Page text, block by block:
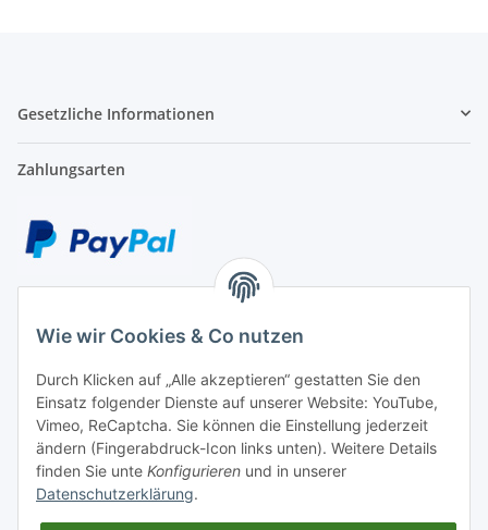
Gesetzliche Informationen
Zahlungsarten
Versand
Versicherter Paketversand ab 4,90 €
Wie wir Cookies & Co nutzen
Durch Klicken auf „Alle akzeptieren“ gestatten Sie den
Einsatz folgender Dienste auf unserer Website: YouTube,
Vimeo, ReCaptcha. Sie können die Einstellung jederzeit
ändern (Fingerabdruck-Icon links unten). Weitere Details
finden Sie unte Konfigurieren und in unserer
Datenschutzerklärung.